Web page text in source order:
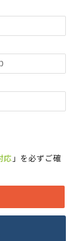
応 」を必ずご確